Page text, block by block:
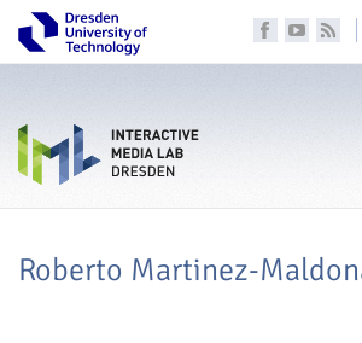
Roberto Martinez-